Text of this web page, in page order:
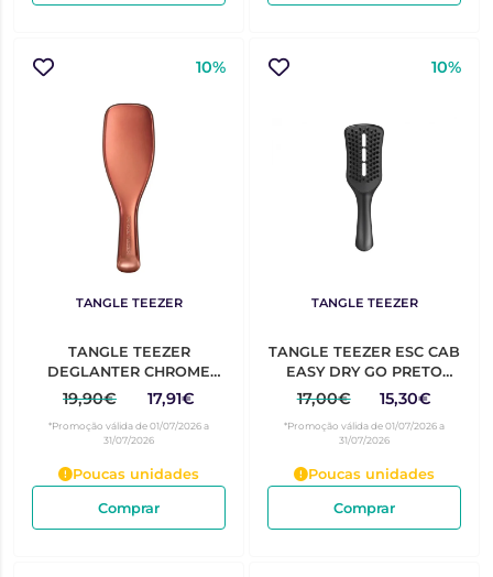
10%
TANGLE TEEZER
TANGLE TEEZER
DEGLANTER CHROME
BRONZE
19,90€ 17,91€
*Promoção válida de 01/07/2026 a
31/07/2026
Poucas unidades
Comprar
10%
TANGLE TEEZER
TANGLE TEEZER ESC CAB
EASY DRY GO PRETO
CAIXA 1UNIDADE(S) JET
BLACK
17,00€ 15,30€
*Promoção válida de 01/07/2026 a
31/07/2026
Poucas unidades
Comprar